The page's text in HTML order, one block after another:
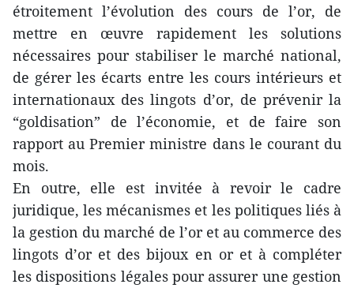
étroitement l’évolution des cours de l’or, de
mettre en œuvre rapidement les solutions
nécessaires pour stabiliser le marché national,
de gérer les écarts entre les cours intérieurs et
internationaux des lingots d’or, de prévenir la
“goldisation” de l’économie, et de faire son
rapport au Premier ministre dans le courant du
mois.
En outre, elle est invitée à revoir le cadre
juridique, les mécanismes et les politiques liés à
la gestion du marché de l’or et au commerce des
lingots d’or et des bijoux en or et à compléter
les dispositions légales pour assurer une gestion